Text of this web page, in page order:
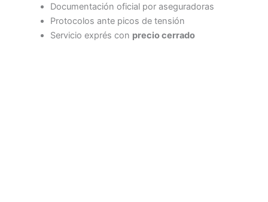
Documentación oficial por aseguradoras
Protocolos ante picos de tensión
Servicio exprés con precio cerrado